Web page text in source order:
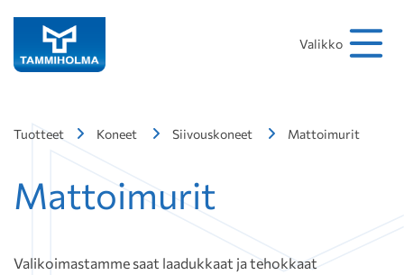
Valikko
Tuotteet Koneet Siivouskoneet Mattoimurit
Mattoimurit
Valikoimastamme saat laadukkaat ja tehokkaat